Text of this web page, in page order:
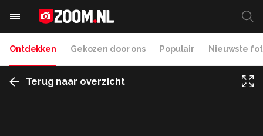
Ontdekken Gekozen door ons Populair Nieuwste
Terug naar overzicht